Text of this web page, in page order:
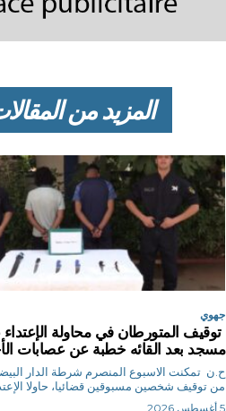
المزيد من
جهوي
توقيف المتورطان في محاولة
مسجد بعد القائه خطبة عن عصابات
ح.ن تمكنت الاسبوع المنصرم شرطة الدار
من توقيف شخصين مسبوقين قضائيا، حاولا
5 أغسطس 2026